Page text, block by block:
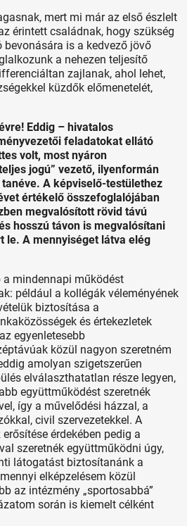
mert mi már az első észlelt
érintett családnak, hogy szükség
bevonására is a kedvező jövő
a nehezen teljesítő
zajlanak, ahol lehet,
küzdők előmenetelét,
Eddig – hivatalos
feladatokat ellátó
volt, most nyáron
jogú” vezető, ilyenformán
A képviselő-testülethez
értékelő összefoglalójában
megvalósított rövid távú
hosszú távon is megvalósítani
le. A mennyiséget látva elég
mindennapi működést
például a kollégák véleményének
biztosítása a
és értekezletek
egyenletesebb
közül nagyon szeretném
amolyan szigetszerűen
elválaszthatatlan része legyen,
együttműködést szeretnék
így a művelődési házzal, a
civil szervezetekkel. A
érdekében pedig a
szeretnék együttműködni úgy,
látogatást biztosítanánk a
elképzelésem közül
az intézmény „sportosabbá”
során is kiemelt célként